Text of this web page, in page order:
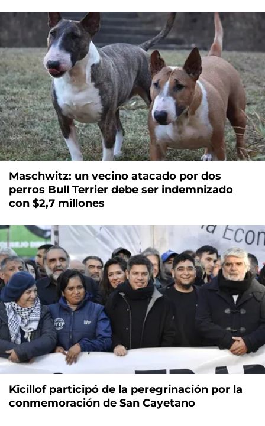
Maschwitz: un vecino atacado por dos
perros Bull Terrier debe ser indemnizado
con $2,7 millones
Kicillof participó de la peregrinación por la
conmemoración de San Cayetano